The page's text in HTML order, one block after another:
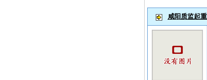
咸阳质监起